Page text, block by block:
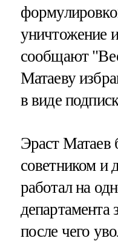
уничтожение
сообщают
Матаеву
в виде
Эраст
советником и
работал на
департамента
после чего